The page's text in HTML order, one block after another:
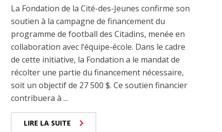
La Fondation de la Cité-des-Jeunes confirme son
soutien à la campagne de financement du
programme de football des Citadins, menée en
collaboration avec l’équipe-école. Dans le cadre
de cette initiative, la Fondation a le mandat de
récolter une partie du financement nécessaire,
soit un objectif de 27 500 $. Ce soutien financier
contribuera à ...
LIRE LA SUITE